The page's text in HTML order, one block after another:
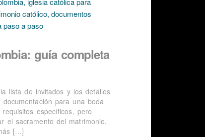
guía completa
lista de invitados y los detalles
para una boda
específicos, pero
el sacramento del matrimonio.
[…]